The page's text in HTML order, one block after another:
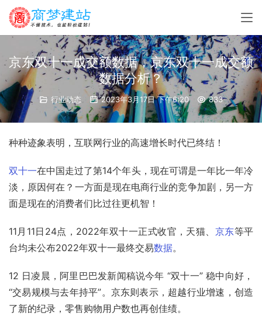
京东双十一成交额数据，京东双十一成交额
数据分析？
行业动态 2023年3月17日 下午6:20 833
种种迹象表明，互联网行业的高速增长时代已终结！
双十一在中国走过了第14个年头，现在可谓是一年比一年冷
淡，原因何在？一方面是现在电商行业的竞争加剧，另一方
面是现在的消费者们比过往更机智！
11月11日24点，2022年双十一正式收官， 天猫、 京东等平
台均未公布2022年双十一最终交易数据。
12 日凌晨，阿里巴巴发新闻稿说今年 “双十一” 稳中向好，
“交易规模与去年持平”。京东则表示，超越行业增速，创造
了新的纪录，零售购物用户数也再创佳绩。